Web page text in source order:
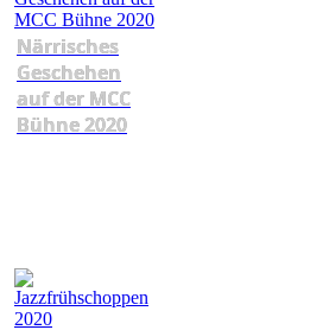
Närrisches
Geschehen
auf der MCC
Bühne 2020